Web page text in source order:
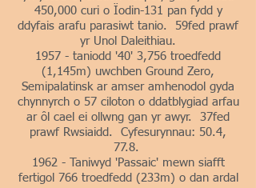
450,000 curi o Ïodin-131 pan fydd y
ddyfais arafu parasiwt tanio. 59fed prawf
yr Unol Daleithiau.
1957 - taniodd '40' 3,756 troedfedd
(1,145m) uwchben Ground Zero,
Semipalatinsk ar amser amhenodol gyda
chynnyrch o 57 ciloton o ddatblygiad arfau
ar ôl cael ei ollwng gan yr awyr. 37fed
prawf Rwsiaidd. Cyfesurynnau: 50.4,
77.8.
1962 - Taniwyd 'Passaic' mewn siafft
fertigol 766 troedfedd (233m) o dan ardal